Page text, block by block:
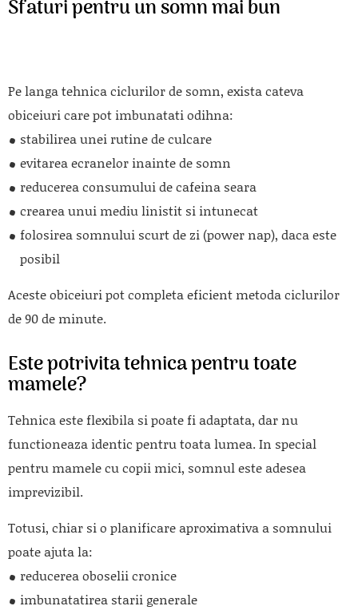
Sfaturi pentru un somn mai bun
Pe langa tehnica ciclurilor de somn, exista cateva
obiceiuri care pot imbunatati odihna:
stabilirea unei rutine de culcare
evitarea ecranelor inainte de somn
reducerea consumului de cafeina seara
crearea unui mediu linistit si intunecat
folosirea somnului scurt de zi (power nap), daca este
posibil
Aceste obiceiuri pot completa eficient metoda ciclurilor
de 90 de minute.
Este potrivita tehnica pentru toate
mamele?
Tehnica este flexibila si poate fi adaptata, dar nu
functioneaza identic pentru toata lumea. In special
pentru mamele cu copii mici, somnul este adesea
imprevizibil.
Totusi, chiar si o planificare aproximativa a somnului
poate ajuta la:
reducerea oboselii cronice
imbunatatirea starii generale